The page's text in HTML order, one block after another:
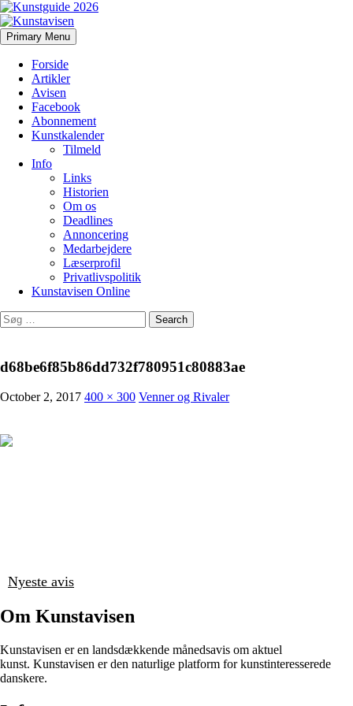
Kunstavisen
Search
Primary Menu Skip
to
Forside
Artikler
Avisen
Facebook
Abonnement
Kunstkalender
Tilmeld
Info
Links
Historien
Om os
Deadlines
Annoncering
Medarbejdere
Læserprofil
Privatlivspolitik
Kunstavisen Online
Search
for:
d68be6f85b86dd732f780951c80883ae
October 2, 2017 400 × 300 Venner og Rivaler
Nyeste avis
Om Kunstavisen
Kunstavisen er en landsdækkende månedsavis om aktuel
kunst. Kunstavisen er den naturlige platform for kunstinteresserede
danskere.